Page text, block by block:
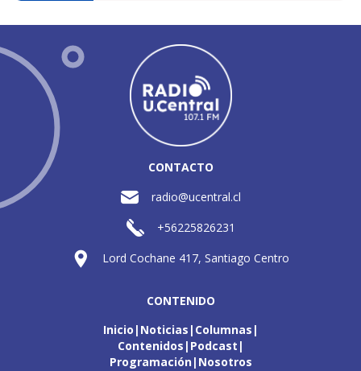
CONTACTO
radio@ucentral.cl
+56225826231
Lord Cochane 417, Santiago Centro
CONTENIDO
Inicio Noticias Columnas
Contenidos Podcast
Programación Nosotros